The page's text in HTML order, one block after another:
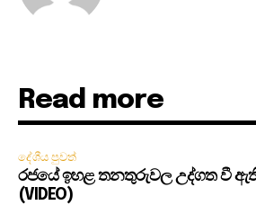
Read more
දේශීය පුවත්
රජයේ ඉහළ තනතුරුවල උද්ගත වී ඇති
(VIDEO)